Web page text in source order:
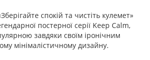
спокій та чистіть кулемет»
постерної серії Keep Calm,
завдяки своїм іронічним
мінімалістичному дизайну.